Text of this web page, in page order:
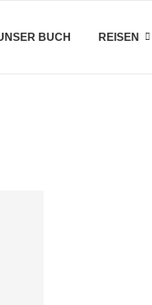
BUCH REISEN